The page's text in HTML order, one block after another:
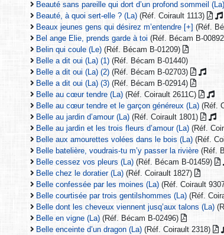
Beauté sans pareille qui dort d’un profond sommeil (La)
Beauté, à quoi sert-elle ? (La) (Réf. Coirault 1113)
Beaux jeunes gens qui désirez m’entendre [+] (Réf.
Bel ange Elie, prends garde à toi (Réf. Bécam B-
Belin qui coule (Le) (Réf. Bécam B-01209)
Belle a dit oui (La) (1) (Réf. Bécam B-01440)
Belle a dit oui (La) (2) (Réf. Bécam B-02703)
Belle a dit oui (La) (3) (Réf. Bécam B-02914)
Belle au cœur tendre (La) (Réf. Coirault 2611C)
Belle au cœur tendre et le garçon généreux (La) (Réf.
Belle au jardin d’amour (La) (Réf. Coirault 1801)
Belle au jardin et les trois fleurs d’amour (La) (Réf.
Belle aux amourettes volées dans le bois (La) (Réf.
Belle batelière, voudrais-tu m’y passer la rivière (Réf.
Belle cessez vos pleurs (La) (Réf. Bécam B-01459)
Belle chez le doratier (La) (Réf. Coirault 1827)
Belle confessée par les moines (La) (Réf. Coirault
Belle courtisée par trois gentilshommes (La) (Réf.
Belle dont les cheveux viennent jusq’aux talons (La)
Belle en vigne (La) (Réf. Bécam B-02496)
Belle enceinte d’un dragon (La) (Réf. Coirault 2318)